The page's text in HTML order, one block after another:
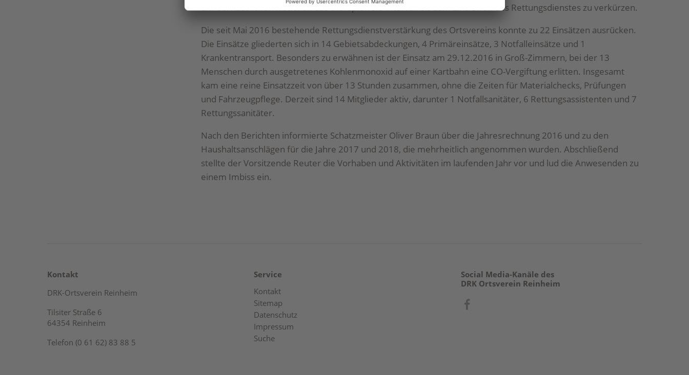
um bei häuslichen Notfällen das therapiefreie Intervall bis zum Eintreffen des Rettungsdienstes zu verkürzen.
Die seit Mai 2016 bestehende Rettungsdienstverstärkung des Ortsvereins konnte zu 22 Einsätzen ausrücken.
Die Einsätze gliederten sich in 14 Gebietsabdeckungen, 4 Primäreinsätze, 3 Notfalleinsätze und 1
Krankentransport. Besonders zu erwähnen ist der Einsatz am 29.12.2016 in Groß-Zimmern, bei der 13
Menschen durch ausgetretenes Kohlenmonoxid auf einer Kartbahn eine CO-Vergiftung erlitten. Insgesamt
kam eine reine Einsatzzeit von über 13 Stunden zusammen, ohne die Zeiten für Materialchecks, Prüfungen
und Fahrzeugpflege. Derzeit sind 14 Mitglieder aktiv, darunter 1 Notfallsanitäter, 6 Rettungsassistenten und 7
Rettungssanitäter.
Nach den Berichten informierte Schatzmeister Oliver Braun über die Jahresrechnung 2016 und zu den
Haushaltsanschlägen für die Jahre 2017 und 2018, die mehrheitlich angenommen wurden. Abschließend
stellte der Vorsitzende Reuter die Vorhaben und Aktivitäten im laufenden Jahr vor und lud die Anwesenden zu
einem Imbiss ein.
Kontakt
DRK-Ortsverein Reinheim
Tilsiter Straße 6
64354 Reinheim
Telefon (0 61 62) 83 88 5
Service
Kontakt
Sitemap
Datenschutz
Impressum
Suche
Social Media-Kanäle des
DRK Ortsverein Reinheim